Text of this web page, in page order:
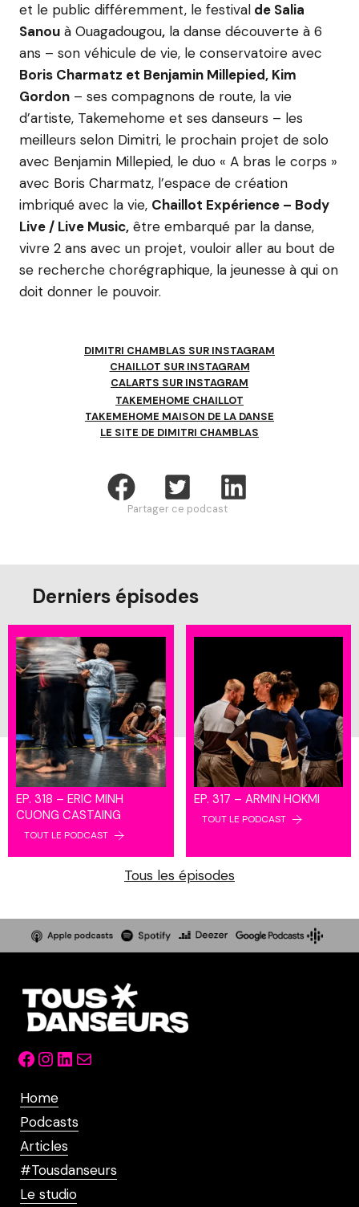
et le public différemment, le festival de Salia
Sanou à Ouagadougou, la danse découverte à 6
ans – son véhicule de vie, le conservatoire avec
Boris Charmatz et Benjamin Millepied, Kim
Gordon – ses compagnons de route, la vie
d’artiste, Takemehome et ses danseurs – les
meilleurs selon Dimitri, le prochain projet de solo
avec Benjamin Millepied, le duo « A bras le corps »
avec Boris Charmatz, l’espace de création
imbriqué avec la vie, Chaillot Expérience – Body
Live / Live Music, être embarqué par la danse,
vivre 2 ans avec un projet, vouloir aller au bout de
se recherche chorégraphique, la jeunesse à qui on
doit donner le pouvoir.
DIMITRI CHAMBLAS SUR INSTAGRAM
CHAILLOT SUR INSTAGRAM
CALARTS SUR INSTAGRAM
TAKEMEHOME CHAILLOT
TAKEMEHOME MAISON DE LA DANSE
LE SITE DE DIMITRI CHAMBLAS
Partager ce podcast
Derniers épisodes
EP. 318 – ERIC MINH
CUONG CASTAING
TOUT LE PODCAST
EP. 317 – ARMIN HOKMI
TOUT LE PODCAST
Tous les épisodes
Facebook
Instagram
LinkedIn
Mail
Home
Podcasts
Articles
#Tousdanseurs
Le studio